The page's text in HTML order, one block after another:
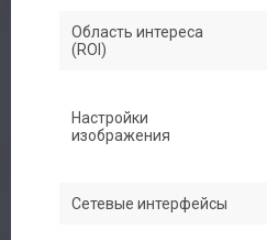
Каталог
Область интереса
(ROI)
Настройки
изображения
Сетевые интерфейсы